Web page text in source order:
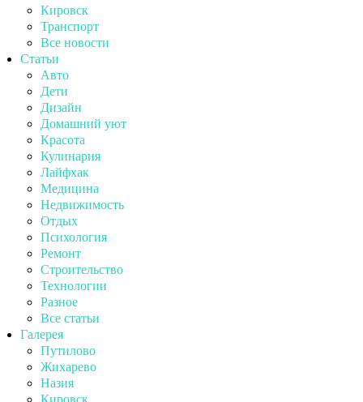
Кировск
Транспорт
Все новости
Статьи
Авто
Дети
Дизайн
Домашний уют
Красота
Кулинария
Лайфхак
Медицина
Недвижимость
Отдых
Психология
Ремонт
Строительство
Технологии
Разное
Все статьи
Галерея
Путилово
Жихарево
Назия
Кировск